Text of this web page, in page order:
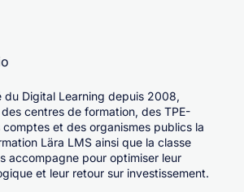
du Digital Learning depuis 2008,
centres de formation, des TPE-
comptes et des organismes publics la
Lära LMS ainsi que la classe
accompagne pour optimiser leur
et leur retour sur investissement.